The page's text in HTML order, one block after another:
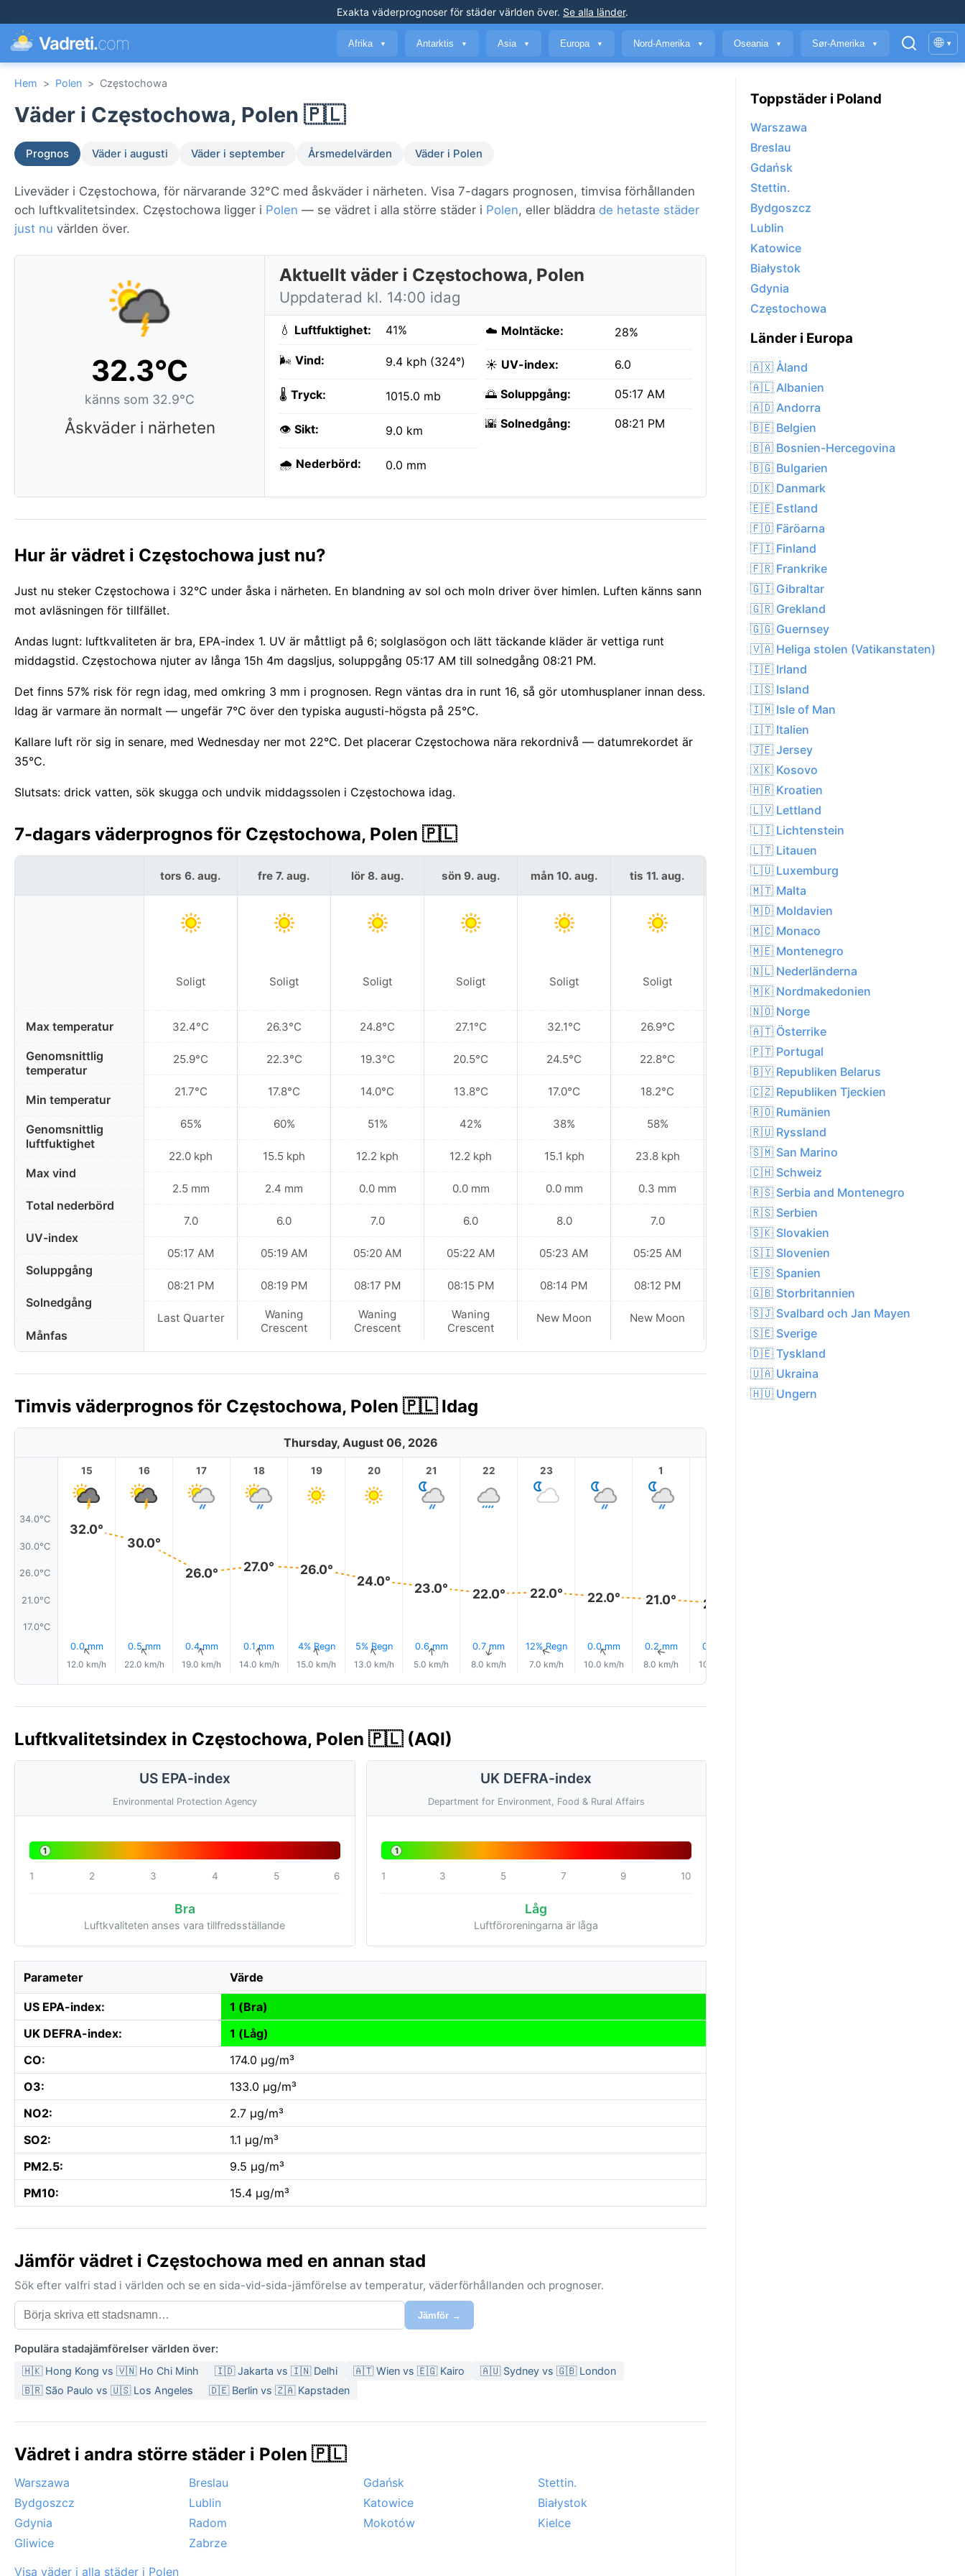
Exakta väderprognoser för städer världen över. Se alla länder.
Vadreti.com Afrika ▼ Antarktis ▼ Asia ▼ Europa ▼ Nord-Amerika ▼ Oseania ▼ Sør-Amerika ▼ 🌐 ▾
Hem > Polen > Częstochowa
Väder i Częstochowa, Polen 🇵🇱
Prognos Väder i augusti Väder i september Årsmedelvärden Väder i Polen
Liveväder i Częstochowa, för närvarande 32°C med åskväder i närheten. Visa 7-dagars prognosen, timvisa förhållanden
och luftkvalitetsindex. Częstochowa ligger i Polen — se vädret i alla större städer i Polen, eller bläddra de hetaste städer
just nu världen över.
32.3°C
känns som 32.9°C
Åskväder i närheten
Aktuellt väder i Częstochowa, Polen
Uppdaterad kl. 14:00 idag
💧 Luftfuktighet: 41%
🌬️ Vind: 9.4 kph (324°)
🌡️ Tryck: 1015.0 mb
👁️ Sikt: 9.0 km
🌧️ Nederbörd: 0.0 mm
☁️ Molntäcke: 28%
☀️ UV-index: 6.0
🌅 Soluppgång: 05:17 AM
🌇 Solnedgång: 08:21 PM
Hur är vädret i Częstochowa just nu?
Just nu steker Częstochowa i 32°C under åska i närheten. En blandning av sol och moln driver över himlen. Luften känns sann
mot avläsningen för tillfället.
Andas lugnt: luftkvaliteten är bra, EPA-index 1. UV är måttligt på 6; solglasögon och lätt täckande kläder är vettiga runt
middagstid. Częstochowa njuter av långa 15h 4m dagsljus, soluppgång 05:17 AM till solnedgång 08:21 PM.
Det finns 57% risk för regn idag, med omkring 3 mm i prognosen. Regn väntas dra in runt 16, så gör utomhusplaner innan dess.
Idag är varmare än normalt — ungefär 7°C över den typiska augusti-högsta på 25°C.
Kallare luft rör sig in senare, med Wednesday ner mot 22°C. Det placerar Częstochowa nära rekordnivå — datumrekordet är
35°C.
Slutsats: drick vatten, sök skugga och undvik middagssolen i Częstochowa idag.
7-dagars väderprognos för Częstochowa, Polen 🇵🇱
Max temperatur
Genomsnittlig
temperatur
Min temperatur
Genomsnittlig
luftfuktighet
Max vind
Total nederbörd
UV-index
Soluppgång
Solnedgång
Månfas
tors 6. aug.
Soligt
32.4°C
25.9°C
21.7°C
65%
22.0 kph
2.5 mm
7.0
05:17 AM
08:21 PM
Last Quarter
fre 7. aug.
Soligt
26.3°C
22.3°C
17.8°C
60%
15.5 kph
2.4 mm
6.0
05:19 AM
08:19 PM
Waning
Crescent
lör 8. aug.
Soligt
24.8°C
19.3°C
14.0°C
51%
12.2 kph
0.0 mm
7.0
05:20 AM
08:17 PM
Waning
Crescent
sön 9. aug.
Soligt
27.1°C
20.5°C
13.8°C
42%
12.2 kph
0.0 mm
6.0
05:22 AM
08:15 PM
Waning
Crescent
mån 10. aug.
Soligt
32.1°C
24.5°C
17.0°C
38%
15.1 kph
0.0 mm
8.0
05:23 AM
08:14 PM
New Moon
tis 11. aug.
Soligt
26.9°C
22.8°C
18.2°C
58%
23.8 kph
0.3 mm
7.0
05:25 AM
08:12 PM
New Moon
ons 12. aug.
22.5°C
17.9°C
13.2°C
53%
16.6 kph
0.0 mm
6.0
05:26 AM
08:10 PM
New Moon
Timvis väderprognos för Częstochowa, Polen 🇵🇱 Idag
Thursday, August 06, 2026
34.0°C
30.0°C
26.0°C
21.0°C
17.0°C
15
32.0°
0.0 mm
↑
12.0 km/h
16
30.0°
0.5 mm
↑
22.0 km/h
17
26.0°
0.4 mm
↑
19.0 km/h
18
27.0°
0.1 mm
↑
14.0 km/h
19
26.0°
4% Regn
↑
15.0 km/h
20
24.0°
5% Regn
↑
13.0 km/h
21
23.0°
0.6 mm
↑
5.0 km/h
22
22.0°
0.7 mm
↑
8.0 km/h
23
22.0°
12% Regn
↑
7.0 km/h
22.0°
0.0 mm
↑
10.0 km/h
1
21.0°
0.2 mm
↑
8.0 km/h
21.0°
0.0 mm
10.0 km/h
Luftkvalitetsindex in Częstochowa, Polen 🇵🇱 (AQI)
US EPA-index
Environmental Protection Agency
1
1 2 3 4 5 6
Bra
Luftkvaliteten anses vara tillfredsställande
UK DEFRA-index
Department for Environment, Food & Rural Affairs
1
1 3 5 7 9 10
Låg
Luftföroreningarna är låga
Parameter Värde
US EPA-index:
1 (Bra)
UK DEFRA-index:
1 (Låg)
CO:
174.0 µg/m³
O3:
133.0 µg/m³
NO2:
2.7 µg/m³
SO2:
1.1 µg/m³
PM2.5:
9.5 µg/m³
PM10:
15.4 µg/m³
Jämför vädret i Częstochowa med en annan stad
Sök efter valfri stad i världen och se en sida-vid-sida-jämförelse av temperatur, väderförhållanden och prognoser.
Jämför →
Populära stadajämförelser världen över:
🇭🇰 Hong Kong vs 🇻🇳 Ho Chi Minh 🇮🇩 Jakarta vs 🇮🇳 Delhi 🇦🇹 Wien vs 🇪🇬 Kairo
🇦🇺 Sydney vs 🇬🇧 London
🇧🇷 São Paulo vs 🇺🇸 Los Angeles
🇩🇪 Berlin vs 🇿🇦 Kapstaden
Vädret i andra större städer i Polen 🇵🇱
Warszawa Breslau Gdańsk
Stettin.
Bydgoszcz
Lublin Katowice
Białystok
Gdynia
Radom Mokotów
Kielce
Gliwice
Zabrze
Visa väder i alla städer i Polen
Toppstäder i Poland
Warszawa
Breslau
Gdańsk
Stettin.
Bydgoszcz
Lublin
Katowice
Białystok
Gdynia
Częstochowa
Länder i Europa
🇦🇽 Åland
🇦🇱 Albanien
🇦🇩 Andorra
🇧🇪 Belgien
🇧🇦 Bosnien-Hercegovina
🇧🇬 Bulgarien
🇩🇰 Danmark
🇪🇪 Estland
🇫🇴 Färöarna
🇫🇮 Finland
🇫🇷 Frankrike
🇬🇮 Gibraltar
🇬🇷 Grekland
🇬🇬 Guernsey
🇻🇦 Heliga stolen (Vatikanstaten)
🇮🇪 Irland
🇮🇸 Island
🇮🇲 Isle of Man
🇮🇹 Italien
🇯🇪 Jersey
🇽🇰 Kosovo
🇭🇷 Kroatien
🇱🇻 Lettland
🇱🇮 Lichtenstein
🇱🇹 Litauen
🇱🇺 Luxemburg
🇲🇹 Malta
🇲🇩 Moldavien
🇲🇨 Monaco
🇲🇪 Montenegro
🇳🇱 Nederländerna
🇲🇰 Nordmakedonien
🇳🇴 Norge
🇦🇹 Österrike
🇵🇹 Portugal
🇧🇾 Republiken Belarus
🇨🇿 Republiken Tjeckien
🇷🇴 Rumänien
🇷🇺 Ryssland
🇸🇲 San Marino
🇨🇭 Schweiz
🇷🇸 Serbia and Montenegro
🇷🇸 Serbien
🇸🇰 Slovakien
🇸🇮 Slovenien
🇪🇸 Spanien
🇬🇧 Storbritannien
🇸🇯 Svalbard och Jan Mayen
🇸🇪 Sverige
🇩🇪 Tyskland
🇺🇦 Ukraina
🇭🇺 Ungern